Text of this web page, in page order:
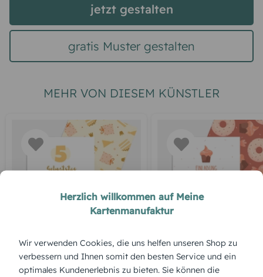
jetzt gestalten
gratis Muster gestalten
MEHR VON DIESEM KÜNSTLER
Honigkuchen Süße Party
Herzlich willkommen auf Meine
Kartenmanufaktur
Wir verwenden Cookies, die uns helfen unseren Shop zu
verbessern und Ihnen somit den besten Service und ein
optimales Kundenerlebnis zu bieten. Sie können die